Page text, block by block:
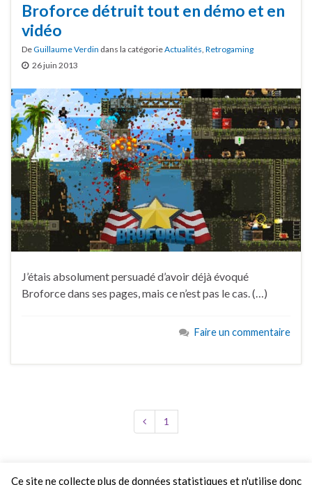
Broforce détruit tout en démo et en
vidéo
DeGuillaume Verdin dans la catégorieActualités, Retrogaming
26 juin 2013
J’étais absolument persuadé d’avoir déjà évoqué
Broforce dans ses pages, mais ce n’est pas le cas. (…)
Faire un commentaire
1
Ce site ne collecte plus de données statistiques et n'utilise donc